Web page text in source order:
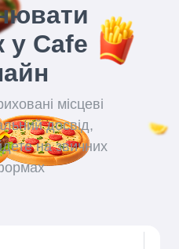
у Cafe
місцеві
досвід,
на звичних